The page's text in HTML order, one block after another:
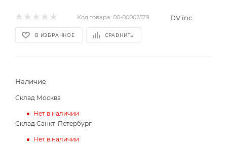
Код товара: 00-00002579 DV inc.
В ИЗБРАННОЕ СРАВНИТЬ
Наличие
Склад Москва
Нет в наличии
Склад Санкт-Петербург
Нет в наличии